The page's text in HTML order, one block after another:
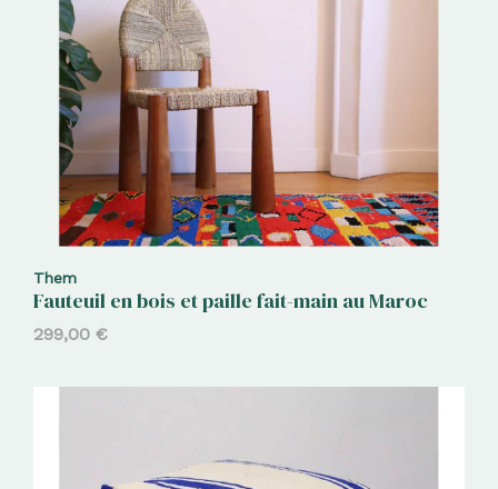
Them
Fauteuil en bois et paille fait-main au Maroc
299,00 €